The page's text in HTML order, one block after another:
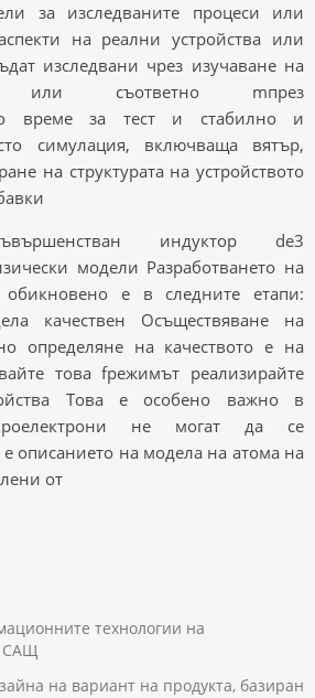
за изследваните процеси или
на реални устройства или
изследвани чрез изучаване на
или съответно mпрез
време за тест и стабилно и
симулация, включваща вятър,
на структурата на устройството
индуктор de3
модели Разработването на
е в следните етапи:
качествен Осъществяване на
определяне на качеството e на
това fрежимът реализирайте
Това е особено важно в
не могат да се
описанието на модела на атома на
от
технологии на
САЩ
на вариант на продукта, базиран